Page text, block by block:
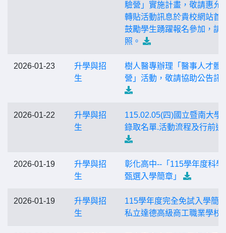
驗營」實施計畫，敬請惠允
轉貼活動訊息於貴校網站首
鼓勵學生踴躍報名參加，請
照。
2026-01-23
升學與招
生
樹人醫專辦理「醫事人才體
營」活動，敬請協助公告訊
2026-01-22
升學與招
生
115.02.05(四)國立暨南大學
錄取名單.活動流程及行前通
2026-01-19
升學與招
生
彰化高中--「115學年度科學
甄選入學簡章」
2026-01-19
升學與招
生
115學年度完全免試入學簡
私立達德高級商工職業學校